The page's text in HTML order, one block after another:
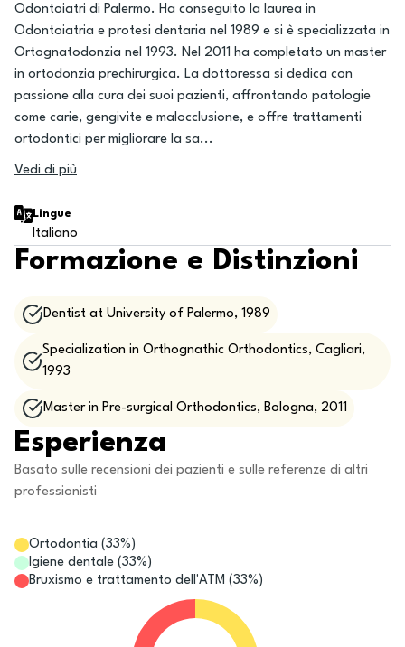
Odontoiatri di Palermo. Ha conseguito la laurea in
Odontoiatria e protesi dentaria nel 1989 e si è specializzata in
Ortognatodonzia nel 1993. Nel 2011 ha completato un master
in ortodonzia prechirurgica. La dottoressa si dedica con
passione alla cura dei suoi pazienti, affrontando patologie
come carie, gengivite e malocclusione, e offre trattamenti
ortodontici per migliorare la sa...
Vedi di più
Lingue
Italiano
Formazione e Distinzioni
Dentist at University of Palermo, 1989
Specialization in Orthognathic Orthodontics, Cagliari,
1993
Master in Pre-surgical Orthodontics, Bologna, 2011
Esperienza
Basato sulle recensioni dei pazienti e sulle referenze di altri
professionisti
Ortodontia (33%)
Igiene dentale (33%)
Bruxismo e trattamento dell'ATM (33%)